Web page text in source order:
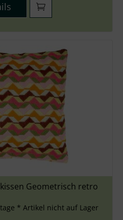
Geometrisch retro
* Artikel nicht auf Lager